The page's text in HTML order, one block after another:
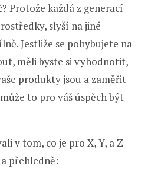
Protože každá z generací
slyší na jiné
Jestliže se pohybujete na
měli byste si vyhodnotit,
produkty jsou a zaměřit
to pro váš úspěch být
v tom, co je pro X, Y, a Z
přehledně: